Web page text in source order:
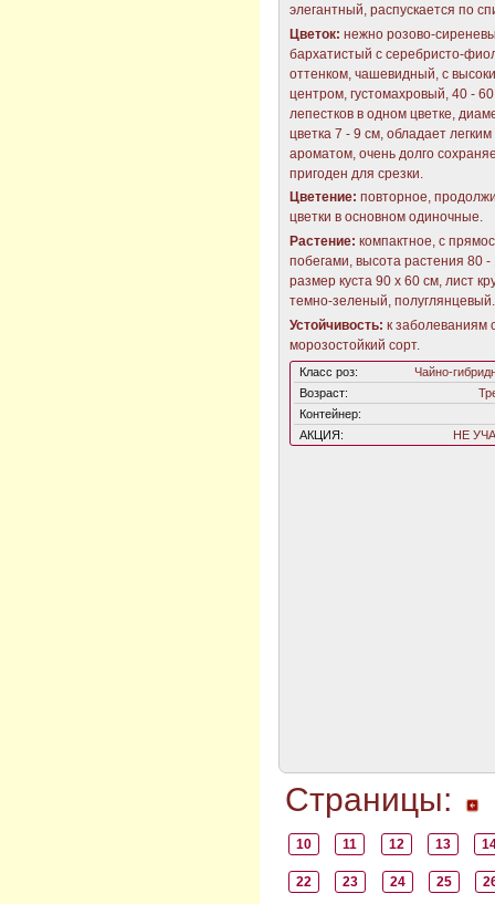
элегантный, распускается по
Цветок: нежно розово-
бархатистый с серебристо-
оттенком, чашевидный, с
центром, густомахровый, 40 - 60
лепестков в одном цветке,
цветка 7 - 9 см, обладает легким
ароматом, очень долго
пригоден для срезки.
Цветение: повторное,
цветки в основном одиночные.
Растение: компактное, с
побегами, высота растения 80 -
размер куста 90 х 60 см, лист
темно-зеленый, полуглянцевый.
Устойчивость: к заболеваниям
морозостойкий сорт.
Класс роз:
Чайно-
Возраст:
Контейнер:
АКЦИЯ:
НЕ
Страницы:
10 11 12 13
22 23 24 25